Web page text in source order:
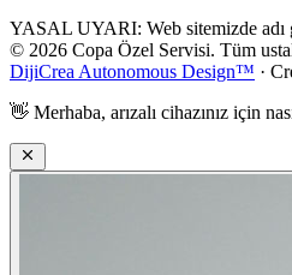
YASAL UYARI: Web sitemizde adı
© 2026 Copa Özel Servisi. Tüm
DijiCrea Autonomous Design™ ·
👋 Merhaba, arızalı cihazınız için